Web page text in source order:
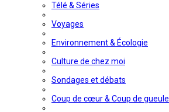
Télé & Séries
Voyages
Environnement & Écologie
Culture de chez moi
Sondages et débats
Coup de cœur & Coup de gueule